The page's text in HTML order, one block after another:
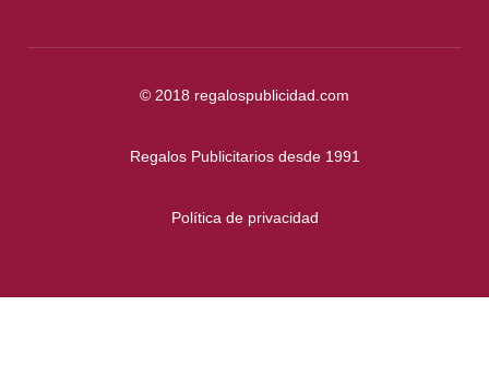
© 2018 regalospublicidad.com
Regalos Publicitarios desde 1991
Política de privacidad